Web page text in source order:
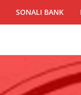
SONALI BANK